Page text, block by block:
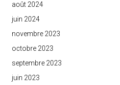
août 2024
juin 2024
novembre 2023
octobre 2023
septembre 2023
juin 2023